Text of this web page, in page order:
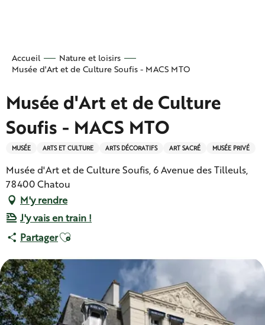
Accueil
Nature et loisirs
Musée d'Art et de Culture Soufis - MACS MTO
Musée d'Art et de Culture
Soufis - MACS MTO
MUSÉE ARTS ET CULTURE ARTS DÉCORATIFS ART SACRÉ MUSÉE PRIVÉ
Musée d'Art et de Culture Soufis, 6 Avenue des Tilleuls,
78400 Chatou
M'y rendre
J'y vais en train !
PartagerAjouter aux favoris